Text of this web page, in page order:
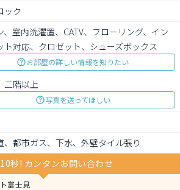
ック
、室内洗濯置、CATV、フローリング、イン
ト対応、クロゼット、シューズボックス
お部屋の詳しい情報を知りたい
二階以上
写真を送ってほしい
、都市ガス、下水、外壁タイル張り
秒! カンタンお問い合わせ
富士見